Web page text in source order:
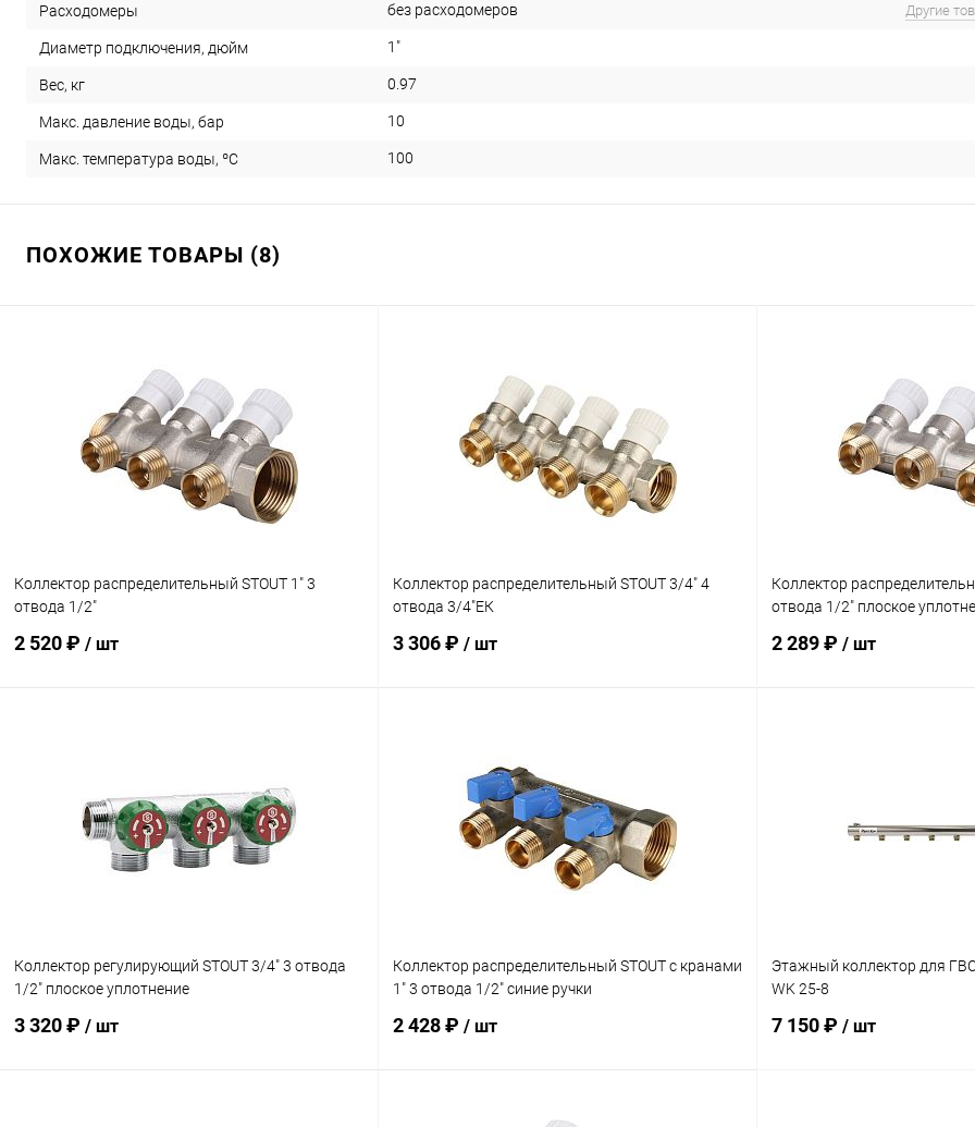
Расходомеры без расходомеров Другие
Диаметр подключения, дюйм 1"
Вес, кг 0.97
Макс. давление воды, бар 10
Макс. температура воды, ºС 100
ПОХОЖИЕ ТОВАРЫ (8)
Коллектор распределительный STOUT 1" 3
отвода 1/2"
2 520 ₽ / шт
Сравнение
В избранное заказ 3-5 дней
Коллектор распределительный STOUT 3/4" 4
отвода 3/4"ЕК
3 306 ₽ / шт
Купить в 1 клик
В избранное В наличии
Коллектор
отвода 1/2" плоское
2 289 ₽ / шт
В избранное
Коллектор регулирующий STOUT 3/4" 3 отвода
1/2" плоское уплотнение
3 320 ₽ / шт
Коллектор распределительный STOUT с кранами
1" 3 отвода 1/2" синие ручки
2 428 ₽ / шт
В корзину
Этажный коллектор для
WK 25-8
7 150 ₽ / шт